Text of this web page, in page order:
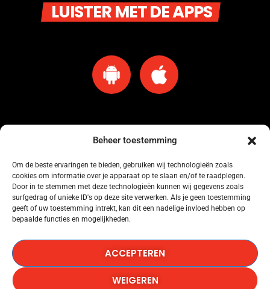
Beheer toestemming
Om de beste ervaringen te bieden, gebruiken wij technologieën zoals
cookies om informatie over je apparaat op te slaan en/of te raadplegen.
Door in te stemmen met deze technologieën kunnen wij gegevens zoals
surfgedrag of unieke ID's op deze site verwerken. Als je geen toestemming
geeft of uw toestemming intrekt, kan dit een nadelige invloed hebben op
bepaalde functies en mogelijkheden.
ACCEPTEREN
WEIGEREN
LUISTER MET DE APPS
Omroep Amersfoort heeft een licentie voor muziekgebruik bij Buma Stemra
onder nummer: 53184845.
Omroep Amersfoort heeft een licentie voor muziekgebruik bij SENA onder
Omroep Amersfoort heeft een licentie voor het gebruik van Het Radionieuws.